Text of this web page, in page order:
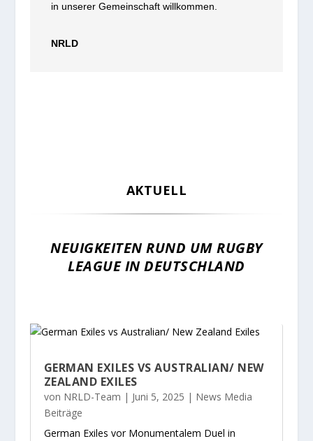
in unserer Gemeinschaft willkommen.
NRLD
AKTUELL
NEUIGKEITEN RUND UM RUGBY
LEAGUE IN DEUTSCHLAND
GERMAN EXILES VS AUSTRALIAN/ NEW
ZEALAND EXILES
von NRLD-Team | Juni 5, 2025 | News Media
Beiträge
German Exiles vor Monumentalem Duel in